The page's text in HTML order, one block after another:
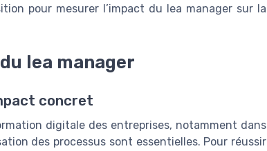
pour mesurer l’impact du lea manager sur la
lea manager
concret
digitale des entreprises, notamment dans
des processus sont essentielles. Pour réussir